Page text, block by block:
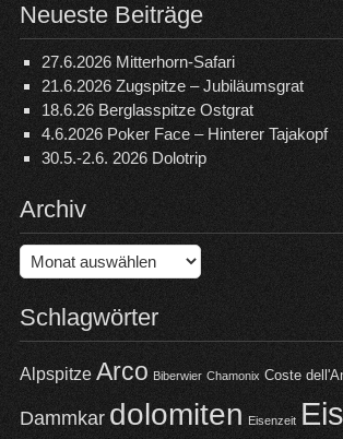
Neueste Beiträge
27.6.2026 Mitterhorn-Safari
21.6.2026 Zugspitze – Jubiläumsgrat
18.6.26 Berglasspitze Ostgrat
4.6.2026 Poker Face – Hinterer Tajakopf
30.5.-2.6. 2026 Dolotrip
Archiv
Archiv
Schlagwörter
Alpspitze Arco Biberwier Chamonix Coste
Dammkar dolomiten Eisenzeit